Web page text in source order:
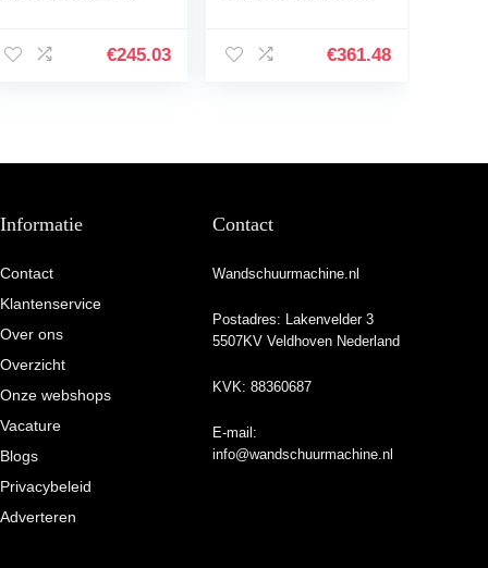
en draagtas LP 700
€245.03
Schuurpads,Polijst
€361.48
Informatie
Contact
Klantenservice
Over ons
Overzicht
Onze webshops
Vacature
Blogs
Privacybeleid
Adverteren
Contact
Wandschuurmachine.nl
Postadres: Lakenvelder 3
5507KV Veldhoven Nederland
KVK: 88360687
E-mail:
info@wandschuurmachine.nl